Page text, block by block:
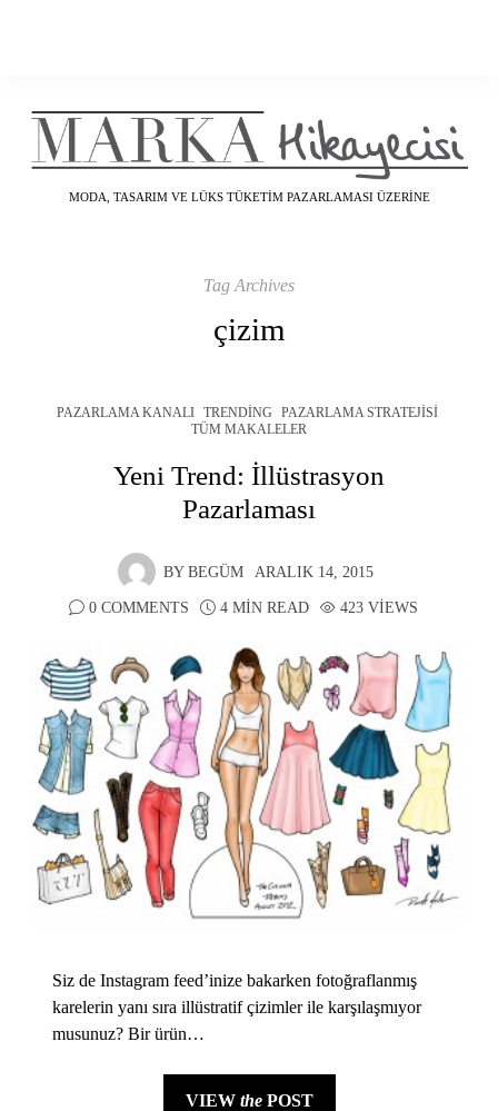
MODA, TASARIM VE LÜKS TÜKETIM PAZARLAMASI ÜZERINE
Tag Archives
çizim
PAZARLAMA KANALI TRENDING
PAZARLAMA STRATEJISI
TÜM MAKALELER
Yeni Trend: İllüstrasyon
Pazarlaması
BY BEGÜM ARALIK 14, 2015
0 COMMENTS 4 MIN READ 423 VIEWS
Siz de Instagram feed’inize bakarken fotoğraflanmış
karelerin yanı sıra illüstratif çizimler ile karşılaşmıyor
musunuz? Bir ürün…
VIEW thePOST